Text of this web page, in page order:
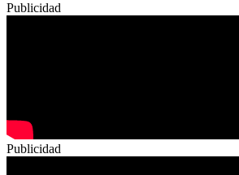
Publicidad
Publicidad